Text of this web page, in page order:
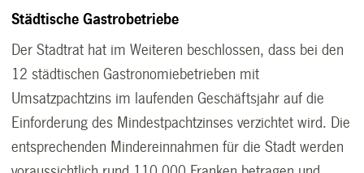
Städtische Gastrobetriebe
Der Stadtrat hat im Weiteren beschlossen, dass bei den
12 städtischen Gastronomiebetrieben mit
Umsatzpachtzins im laufenden Geschäftsjahr auf die
Einforderung des Mindestpachtzinses verzichtet wird. Die
entsprechenden Mindereinnahmen für die Stadt werden